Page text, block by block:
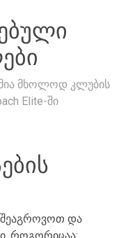
მხოლოდ კლუბის
Elite-ში
და